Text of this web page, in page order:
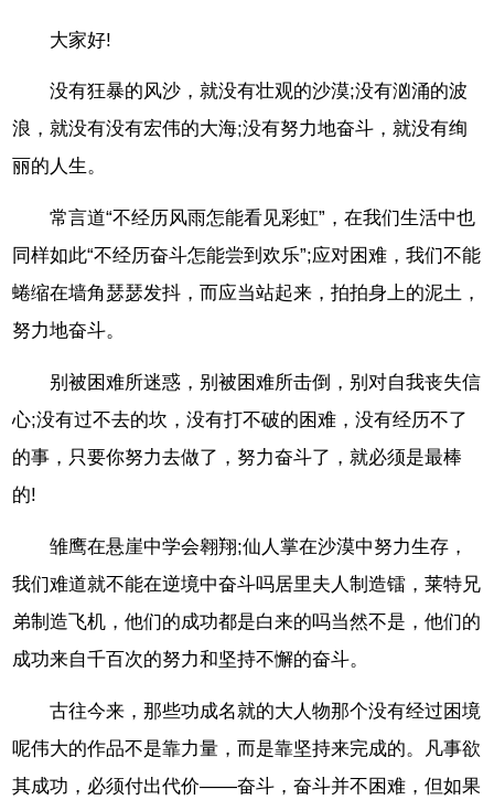
大家好!
没有狂暴的风沙，就没有壮观的沙漠;没有汹涌的波
浪，就没有没有宏伟的大海;没有努力地奋斗，就没有绚
丽的人生。
常言道“不经历风雨怎能看见彩虹”，在我们生活中也
同样如此“不经历奋斗怎能尝到欢乐”;应对困难，我们不能
蜷缩在墙角瑟瑟发抖，而应当站起来，拍拍身上的泥土，
努力地奋斗。
别被困难所迷惑，别被困难所击倒，别对自我丧失信
心;没有过不去的坎，没有打不破的困难，没有经历不了
的事，只要你努力去做了，努力奋斗了，就必须是最棒
的!
雏鹰在悬崖中学会翱翔;仙人掌在沙漠中努力生存，
我们难道就不能在逆境中奋斗吗居里夫人制造镭，莱特兄
弟制造飞机，他们的成功都是白来的吗当然不是，他们的
成功来自千百次的努力和坚持不懈的奋斗。
古往今来，那些功成名就的大人物那个没有经过困境
呢伟大的作品不是靠力量，而是靠坚持来完成的。凡事欲
其成功，必须付出代价——奋斗，奋斗并不困难，但如果